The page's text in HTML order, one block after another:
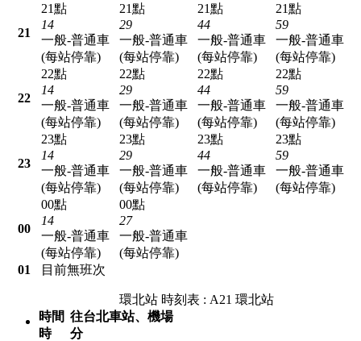
21
21點
14
一般-普通車
(每站停靠)
21點
29
一般-普通車
(每站停靠)
21點
44
一般-普通車
(每站停靠)
21點
59
一般-普通車
(每站停靠)
22
22點
14
一般-普通車
(每站停靠)
22點
29
一般-普通車
(每站停靠)
22點
44
一般-普通車
(每站停靠)
22點
59
一般-普通車
(每站停靠)
23
23點
14
一般-普通車
(每站停靠)
23點
29
一般-普通車
(每站停靠)
23點
44
一般-普通車
(每站停靠)
23點
59
一般-普通車
(每站停靠)
00
00點
14
一般-普通車
(每站停靠)
00點
27
一般-普通車
(每站停靠)
01
目前無班次
環北站 時刻表 : A21 環北站
時間 往台北車站、機場
時
分